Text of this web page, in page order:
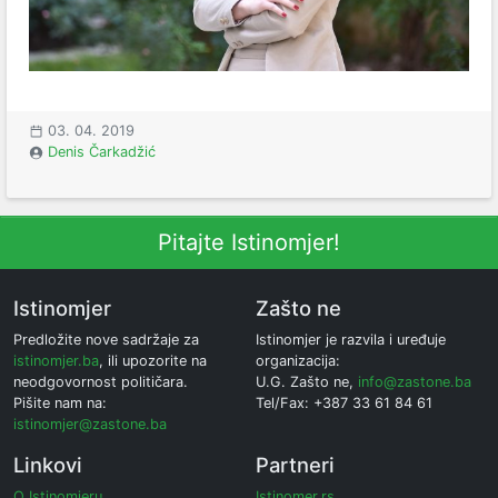
03. 04. 2019
Denis Čarkadžić
Pitajte Istinomjer!
Istinomjer
Predložite nove sadržaje za
istinomjer.ba, ili upozorite na
neodgovornost političara.
Pišite nam na:
istinomjer@zastone.ba
Zašto ne
Istinomjer je razvila i uređuje
organizacija:
U.G. Zašto ne, info@zastone.ba
Tel/Fax: +387 33 61 84 61
Linkovi Partneri